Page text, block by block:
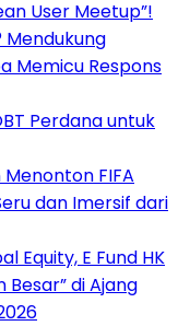
User Meetup”!
Mendukung
Memicu Respons
Perdana untuk
FIFA
dan Imersif dari
Equity, E Fund HK
Besar” di Ajang